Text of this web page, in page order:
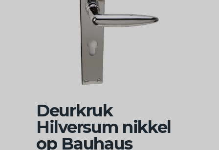
Deurkruk
Hilversum nikkel
op Bauhaus